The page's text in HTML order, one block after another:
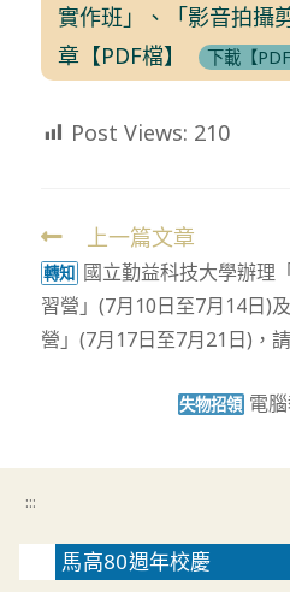
實作班」、「影音拍攝
章【PDF檔】
下載【PDF
Post Views: 210
Read
more
articles
上一篇文章
轉知 國立勤益科技大學辦理
習營」(7月10日至7月14日)
營」(7月17日至7月21日)，
失物招領 電
:::
馬高80週年校慶